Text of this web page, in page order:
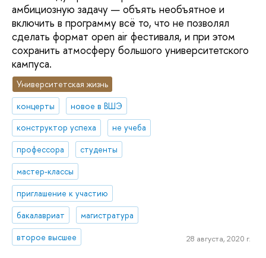
амбициозную задачу — объять необъятное и
включить в программу всё то, что не позволял
сделать формат open air фестиваля, и при этом
сохранить атмосферу большого университетского
кампуса.
Университетская жизнь
концерты
новое в ВШЭ
конструктор успеха
не учеба
профессора
студенты
мастер-классы
приглашение к участию
бакалавриат
магистратура
второе высшее
28 августа, 2020 г.